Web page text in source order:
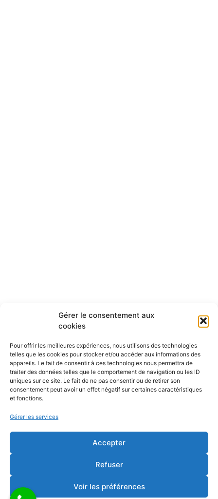
Gérer le consentement aux
cookies
Pour offrir les meilleures expériences, nous utilisons des technologies
telles que les cookies pour stocker et/ou accéder aux informations des
appareils. Le fait de consentir à ces technologies nous permettra de
traiter des données telles que le comportement de navigation ou les ID
uniques sur ce site. Le fait de ne pas consentir ou de retirer son
consentement peut avoir un effet négatif sur certaines caractéristiques
et fonctions.
Gérer les services
Accepter
Refuser
Voir les préférences